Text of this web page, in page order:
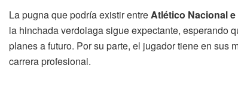
La pugna que podría existir entreAtlético Nacional
la hinchada verdolaga sigue expectante, esperando
planes a futuro. Por su parte, el jugador tiene en sus
carrera profesional.